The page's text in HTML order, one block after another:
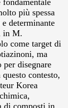
più spessa
determinante
in M.
come target di
ma
per disegnare
contesto,
Korea
di composti in